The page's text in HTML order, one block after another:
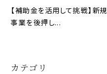
【補助金を活用して挑戦】新規
事業を後押し...
カテゴリ